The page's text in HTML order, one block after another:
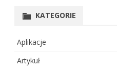
KATEGORIE
Aplikacje
Artykuł